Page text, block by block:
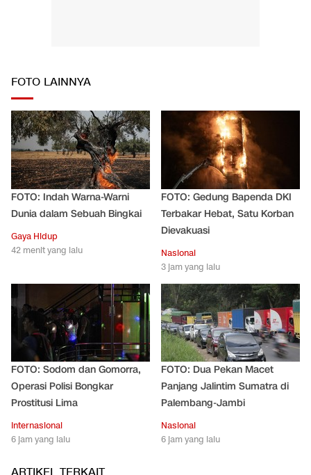
FOTO LAINNYA
FOTO: Indah Warna-Warni
Dunia dalam Sebuah Bingkai
Gaya Hidup
42 menit yang lalu
FOTO: Gedung Bapenda DKI
Terbakar Hebat, Satu Korban
Dievakuasi
Nasional
3 jam yang lalu
FOTO: Sodom dan Gomorra,
Operasi Polisi Bongkar
Prostitusi Lima
Internasional
6 jam yang lalu
FOTO: Dua Pekan Macet
Panjang Jalintim Sumatra di
Palembang-Jambi
Nasional
6 jam yang lalu